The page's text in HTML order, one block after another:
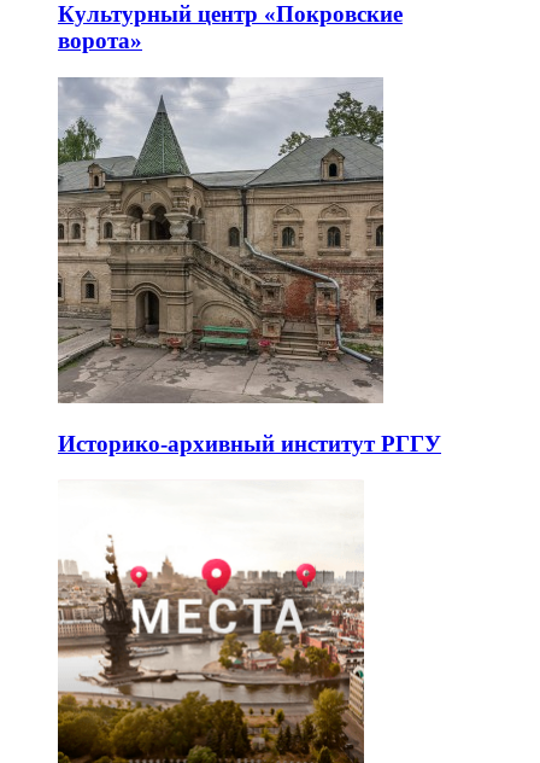
Культурный центр «Покровские
ворота»
Историко-архивный институт РГГУ